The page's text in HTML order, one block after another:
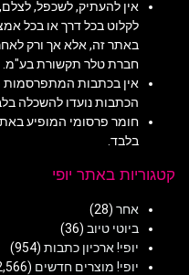
אין להעתיק, לשכפל,
לקלוט בכל דרך או בכל
באתר זה, אלא אך ורק
חברת טלר תקשורת בע"מ.
אין בכתבות המתפרסמות
הכתבות נועדו להשכלה
חומר פרסומי המופיע
בלבד.
קטגוריות באתר יופי
אחר (28)
ביוטי טיוב (36)
יופי! ארכיון כתבות (954)
יופי! מוצרים חדשים (2,566)